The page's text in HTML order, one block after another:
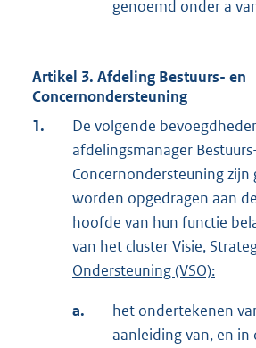
genoemd onder a
Artikel 3. Afdeling Bestuurs- en
Concernondersteuning
1.
De volgende
afdelingsmanager
Concernondersteuning
worden opgedragen aan
hoofde van hun functie
van het cluster Visie,
Ondersteuning (VSO):
a.
het ondertekenen
aanleiding van, en